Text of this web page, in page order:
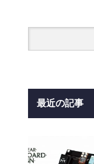
最近の記事